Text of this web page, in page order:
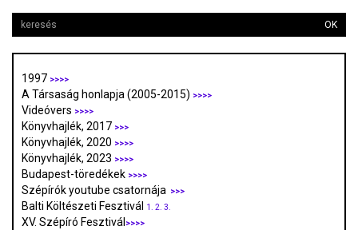
OK
1997 >>>>
A Társaság honlapja (2005-2015) >>>>
Videóvers >>>>
Könyvhajlék, 2017 >>>
Könyvhajlék, 2020 >>>>
Könyvhajlék, 2023 >>>>
Budapest-töredékek >>>>
Szépírók youtube csatornája >>>
Balti Költészeti Fesztivál 1. 2. 3.
XV. Szépíró Fesztivál >>>>